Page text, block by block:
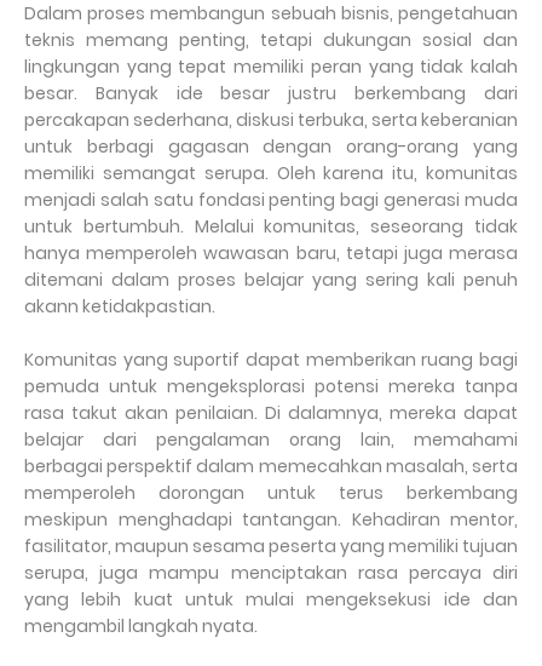
Dalam proses membangun sebuah bisnis, pengetahuan
teknis memang penting, tetapi dukungan sosial dan
lingkungan yang tepat memiliki peran yang tidak kalah
besar. Banyak ide besar justru berkembang dari
percakapan sederhana, diskusi terbuka, serta keberanian
untuk berbagi gagasan dengan orang-orang yang
memiliki semangat serupa. Oleh karena itu, komunitas
menjadi salah satu fondasi penting bagi generasi muda
untuk bertumbuh. Melalui komunitas, seseorang tidak
hanya memperoleh wawasan baru, tetapi juga merasa
ditemani dalam proses belajar yang sering kali penuh
akann ketidakpastian.
Komunitas yang suportif dapat memberikan ruang bagi
pemuda untuk mengeksplorasi potensi mereka tanpa
rasa takut akan penilaian. Di dalamnya, mereka dapat
belajar dari pengalaman orang lain, memahami
berbagai perspektif dalam memecahkan masalah, serta
memperoleh dorongan untuk terus berkembang
meskipun menghadapi tantangan. Kehadiran mentor,
fasilitator, maupun sesama peserta yang memiliki tujuan
serupa, juga mampu menciptakan rasa percaya diri
yang lebih kuat untuk mulai mengeksekusi ide dan
mengambil langkah nyata.